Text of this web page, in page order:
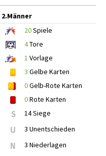
2.Männer
20Spiele
4Tore
1 Vorlage
3 Gelbe Karten
0Gelb-Rote Karten
0Rote Karten
S 14 Siege
U 3 Unentschieden
N 3 Niederlagen